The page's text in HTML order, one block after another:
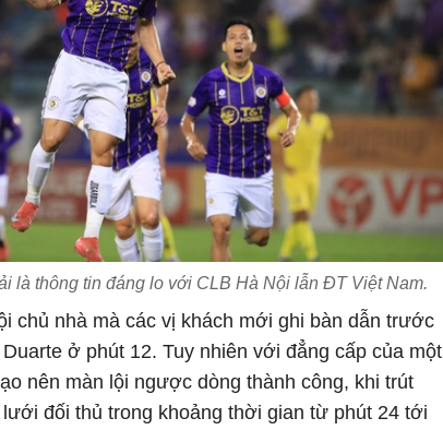
là thông tin đáng lo với CLB Hà Nội lẫn ĐT Việt Nam.
chủ nhà mà các vị khách mới ghi bàn dẫn trước
ở phút 12. Tuy nhiên với đẳng cấp của một
nên màn lội ngược dòng thành công, khi trút
đối thủ trong khoảng thời gian từ phút 24 tới